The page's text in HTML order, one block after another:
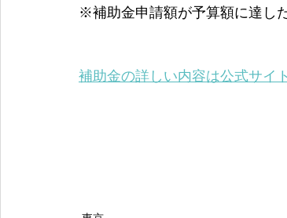
※補助金申請額が予算額に達し
補助金の詳しい内容は公式サイ